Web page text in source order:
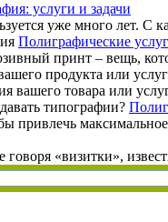
услуги и задачи
уже много лет. С
Полиграфические
принт – вещь,
товара или
максимальное
говоря «визитки»,